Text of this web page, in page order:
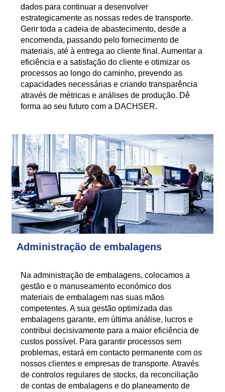
dados para continuar a desenvolver
estrategicamente as nossas redes de transporte.
Gerir toda a cadeia de abastecimento, desde a
encomenda, passando pelo fornecimento de
materiais, até à entrega ao cliente final. Aumentar a
eficiência e a satisfação do cliente e otimizar os
processos ao longo do caminho, prevendo as
capacidades necessárias e criando transparência
através de métricas e análises de produção. Dê
forma ao seu futuro com a DACHSER.
Administração de embalagens
Na administração de embalagens, colocamos a
gestão e o manuseamento económico dos
materiais de embalagem nas suas mãos
competentes. A sua gestão optimizada das
embalagens garante, em última análise, lucros e
contribui decisivamente para a maior eficiência de
custos possível. Para garantir processos sem
problemas, estará em contacto permanente com os
nossos clientes e empresas de transporte. Através
de controlos regulares de stocks, da reconciliação
de contas de embalagens e do planeamento de